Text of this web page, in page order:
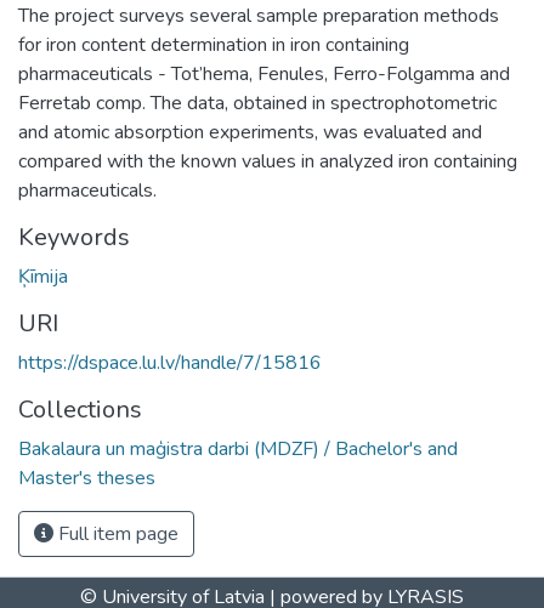
The project surveys several sample preparation methods
for iron content determination in iron containing
pharmaceuticals - Tot’hema, Fenules, Ferro-Folgamma and
Ferretab comp. The data, obtained in spectrophotometric
and atomic absorption experiments, was evaluated and
compared with the known values in analyzed iron containing
pharmaceuticals.
Keywords
Ķīmija
URI
https://dspace.lu.lv/handle/7/15816
Collections
Bakalaura un maģistra darbi (MDZF) / Bachelor's and
Master's theses
Full item page
© University of Latvia | powered by LYRASIS